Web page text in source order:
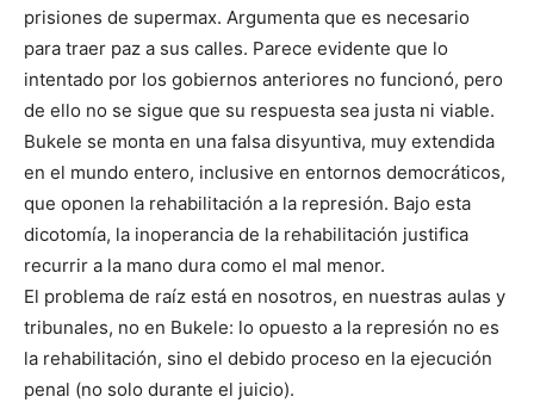
prisiones de supermax. Argumenta que es necesario
para traer paz a sus calles. Parece evidente que lo
intentado por los gobiernos anteriores no funcionó, pero
de ello no se sigue que su respuesta sea justa ni viable.
Bukele se monta en una falsa disyuntiva, muy extendida
en el mundo entero, inclusive en entornos democráticos,
que oponen la rehabilitación a la represión. Bajo esta
dicotomía, la inoperancia de la rehabilitación justifica
recurrir a la mano dura como el mal menor.
El problema de raíz está en nosotros, en nuestras aulas y
tribunales, no en Bukele: lo opuesto a la represión no es
la rehabilitación, sino el debido proceso en la ejecución
penal (no solo durante el juicio).